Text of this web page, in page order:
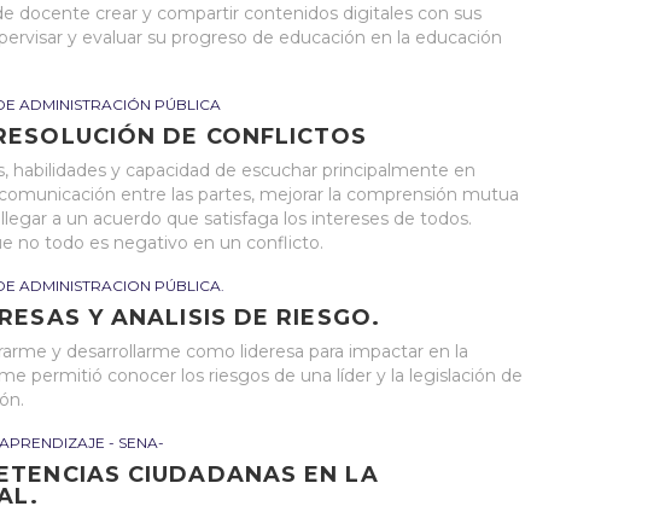
docente crear y compartir contenidos digitales con sus
y evaluar su progreso de educación en la educación
ADMINISTRACIÓN PÚBLICA
DE CONFLICTOS
habilidades y capacidad de escuchar principalmente en
entre las partes, mejorar la comprensión mutua
a un acuerdo que satisfaga los intereses de todos.
no todo es negativo en un conflicto.
ADMINISTRACION PÚBLICA.
Y ANALISIS DE RIESGO.
y desarrollarme como lideresa para impactar en la
permitió conocer los riesgos de una líder y la legislación de
- SENA-
CIUDADANAS EN LA